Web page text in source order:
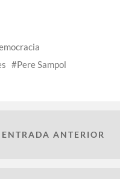
Pere Sampol
ANTERIOR